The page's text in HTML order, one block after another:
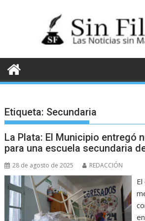
Etiqueta: Secundaria
La Plata: El Municipio entregó
para una escuela secundaria
28 de agosto de 2025 REDACCIÓN